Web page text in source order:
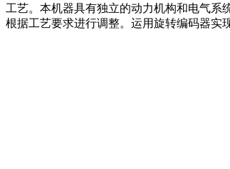
工艺。本机器具有独立的动力机构和电气系
根据工艺要求进行调整。运用旋转编码器实